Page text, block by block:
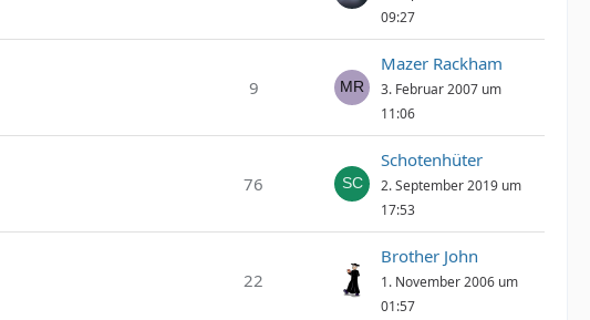
09:27
9
Mazer Rackham
3. Februar 2007 um
11:06
76
Schotenhüter
2. September 2019 um
17:53
22
Brother John
1. November 2006 um
01:57